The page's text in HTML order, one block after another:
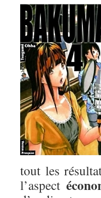
tout les
l’aspect